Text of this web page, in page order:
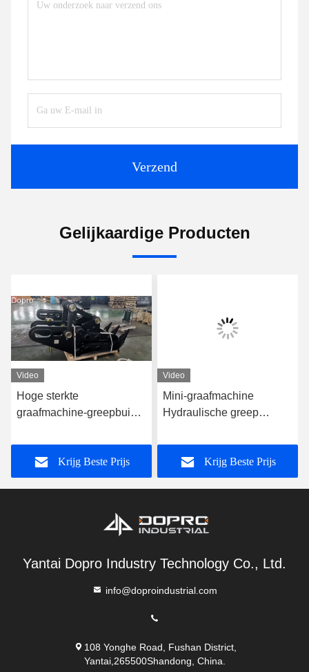
Verzend
Gelijkaardige Producten
Video
Hoge sterkte
graafmachine-greepbuis /
Krijg Beste Prijs
Video
Mini-graafmachine
Hydraulische greep
/ hout / steen
Krijg Beste Prijs
Yantai Dopro Industry Technology Co., Ltd.
info@doproindustrial.com
108 Yonghe Road, Fushan District,
Yantai,265500Shandong, China.